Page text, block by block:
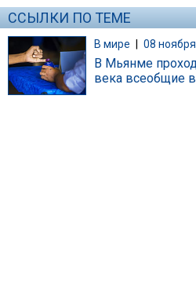
ССЫЛКИ ПО ТЕМЕ
В мире | 08
В Мьянме
века всеобщие